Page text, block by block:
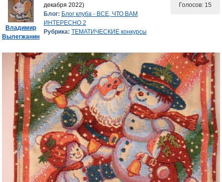
Владимир
Вылегжанин
декабря 2022)
Блог: Блог клуба - ВСЕ, ЧТО ВАМ
ИНТЕРЕСНО 2
Рубрика: ТЕМАТИЧЕСКИЕ конкурсы
Голосов: 15